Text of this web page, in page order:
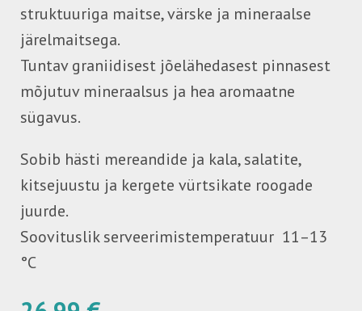
struktuuriga maitse, värske ja mineraalse
järelmaitsega.
Tuntav graniidisest jõelähedasest pinnasest
mõjutuv mineraalsus ja hea aromaatne
sügavus.
Sobib hästi mereandide ja kala, salatite,
kitsejuustu ja kergete vürtsikate roogade
juurde.
Soovituslik serveerimistemperatuur 11–13
°C